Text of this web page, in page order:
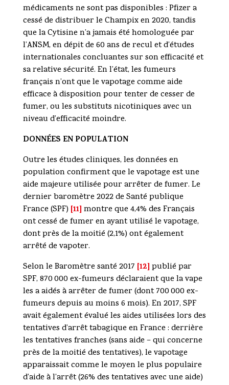
médicaments ne sont pas disponibles : Pfizer a
cessé de distribuer le Champix en 2020, tandis
que la Cytisine n’a jamais été homologuée par
l’ANSM, en dépit de 60 ans de recul et d’études
internationales concluantes sur son efficacité et
sa relative sécurité. En l’état, les fumeurs
français n’ont que le vapotage comme aide
efficace à disposition pour tenter de cesser de
fumer, ou les substituts nicotiniques avec un
niveau d’efficacité moindre.
DONNÉES EN POPULATION
Outre les études cliniques, les données en
population confirment que le vapotage est une
aide majeure utilisée pour arrêter de fumer. Le
dernier baromètre 2022 de Santé publique
France (SPF) [11] montre que 4,4% des Français
ont cessé de fumer en ayant utilisé le vapotage,
dont près de la moitié (2,1%) ont également
arrêté de vapoter.
Selon le Baromètre santé 2017 [12] publié par
SPF, 870 000 ex-fumeurs déclaraient que la vape
les a aidés à arrêter de fumer (dont 700 000 ex-
fumeurs depuis au moins 6 mois). En 2017, SPF
avait également évalué les aides utilisées lors des
tentatives d’arrêt tabagique en France : derrière
les tentatives franches (sans aide – qui concerne
près de la moitié des tentatives), le vapotage
apparaissait comme le moyen le plus populaire
d’aide à l’arrêt (26% des tentatives avec une aide)